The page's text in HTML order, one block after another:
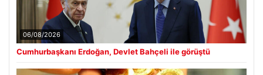
06/08/2026
Cumhurbaşkanı Erdoğan, Devlet Bahçeli ile görüştü